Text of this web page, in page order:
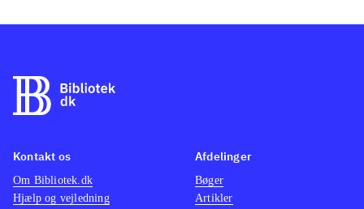
Kontakt os
Om Bibliotek.dk
Hjælp og vejledning
Afdelinger
Bøger
Artikler